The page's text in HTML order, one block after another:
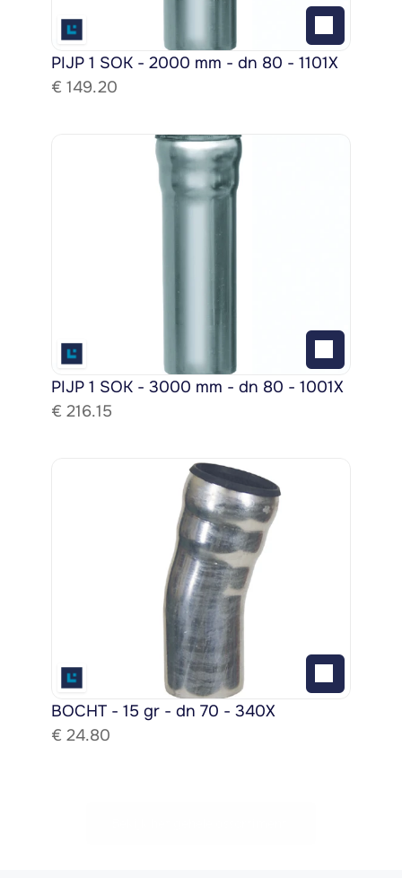
PIJP 1 SOK - 2000 mm - dn 80 - 1101X
€ 149.20
PIJP 1 SOK - 3000 mm - dn 80 - 1001X
€ 216.15
BOCHT - 15 gr - dn 70 - 340X
€ 24.80